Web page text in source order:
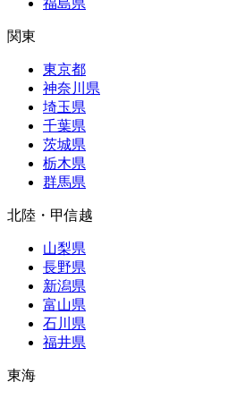
関東
東京都
神奈川県
埼玉県
千葉県
茨城県
栃木県
群馬県
北陸・甲信越
山梨県
長野県
新潟県
富山県
石川県
福井県
東海